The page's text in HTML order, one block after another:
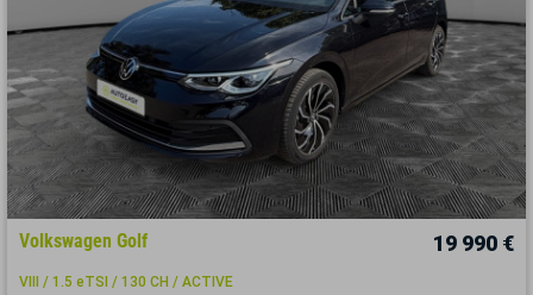
Volkswagen Golf 19 990 €
VIII / 1.5 eTSI / 130 CH / ACTIVE